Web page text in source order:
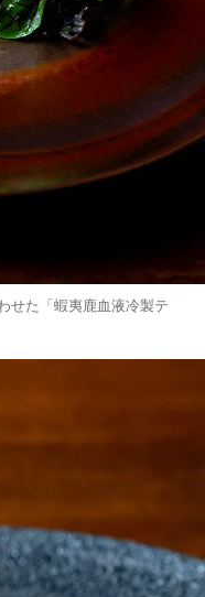
せた「蝦夷鹿血液冷製テ